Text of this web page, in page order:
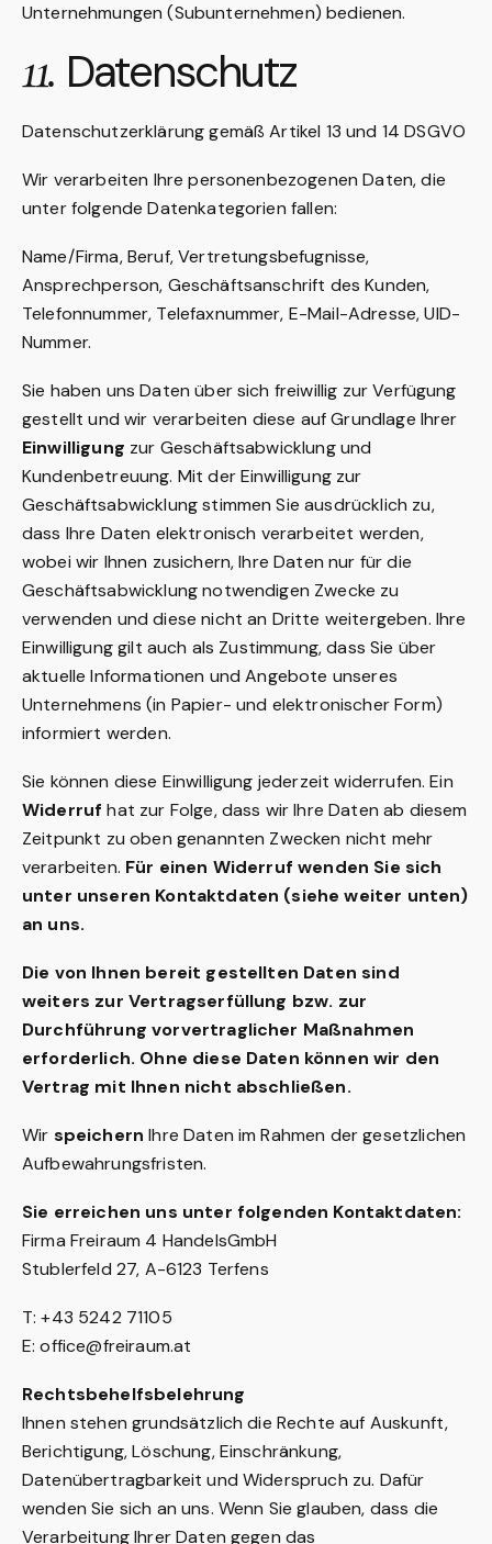
Unternehmungen (Subunternehmen) bedienen.
11. Datenschutz
Datenschutzerklärung gemäß Artikel 13 und 14 DSGVO
Wir verarbeiten Ihre personenbezogenen Daten, die
unter folgende Datenkategorien fallen:
Name/Firma, Beruf, Vertretungsbefugnisse,
Ansprechperson, Geschäftsanschrift des Kunden,
Telefonnummer, Telefaxnummer, E-Mail-Adresse, UID-
Nummer.
Sie haben uns Daten über sich freiwillig zur Verfügung
gestellt und wir verarbeiten diese auf Grundlage Ihrer
Einwilligung zur Geschäftsabwicklung und
Kundenbetreuung. Mit der Einwilligung zur
Geschäftsabwicklung stimmen Sie ausdrücklich zu,
dass Ihre Daten elektronisch verarbeitet werden,
wobei wir Ihnen zusichern, Ihre Daten nur für die
Geschäftsabwicklung notwendigen Zwecke zu
verwenden und diese nicht an Dritte weitergeben. Ihre
Einwilligung gilt auch als Zustimmung, dass Sie über
aktuelle Informationen und Angebote unseres
Unternehmens (in Papier- und elektronischer Form)
informiert werden.
Sie können diese Einwilligung jederzeit widerrufen. Ein
Widerruf hat zur Folge, dass wir Ihre Daten ab diesem
Zeitpunkt zu oben genannten Zwecken nicht mehr
verarbeiten. Für einen Widerruf wenden Sie sich
unter unseren Kontaktdaten (siehe weiter unten)
an uns.
Die von Ihnen bereit gestellten Daten sind
weiters zur Vertragserfüllung bzw. zur
Durchführung vorvertraglicher Maßnahmen
erforderlich. Ohne diese Daten können wir den
Vertrag mit Ihnen nicht abschließen.
Wir speichern Ihre Daten im Rahmen der gesetzlichen
Aufbewahrungsfristen.
Sie erreichen uns unter folgenden Kontaktdaten:
Firma Freiraum 4 HandelsGmbH
Stublerfeld 27, A-6123 Terfens
T: +43 5242 71105
E:office@freiraum.at
Rechtsbehelfsbelehrung
Ihnen stehen grundsätzlich die Rechte auf Auskunft,
Berichtigung, Löschung, Einschränkung,
Datenübertragbarkeit und Widerspruch zu. Dafür
wenden Sie sich an uns. Wenn Sie glauben, dass die
Verarbeitung Ihrer Daten gegen das